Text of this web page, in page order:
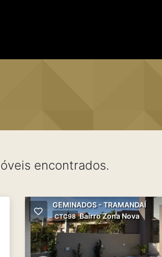
encontrados.
GEMINADOS - TRAMANDAÍ
CTC98 Bairro Zona Nova